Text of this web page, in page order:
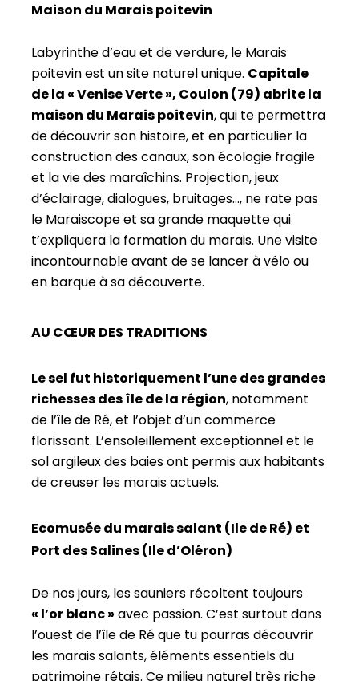
Maison du Marais poitevin
Labyrinthe d’eau et de verdure, le Marais
poitevin est un site naturel unique. Capitale
de la « Venise Verte », Coulon (79) abrite la
maison du Marais poitevin, qui te permettra
de découvrir son histoire, et en particulier la
construction des canaux, son écologie fragile
et la vie des maraîchins. Projection, jeux
d’éclairage, dialogues, bruitages…, ne rate pas
le Maraiscope et sa grande maquette qui
t’expliquera la formation du marais. Une visite
incontournable avant de se lancer à vélo ou
en barque à sa découverte.
AU CŒUR DES TRADITIONS
Le sel fut historiquement l’une des grandes
richesses des île de la région, notamment
de l’île de Ré, et l’objet d’un commerce
florissant. L’ensoleillement exceptionnel et le
sol argileux des baies ont permis aux habitants
de creuser les marais actuels.
Ecomusée du marais salant (Ile de Ré) et
Port des Salines (Ile d’Oléron)
De nos jours, les sauniers récoltent toujours
« l’or blanc » avec passion. C’est surtout dans
l’ouest de l’île de Ré que tu pourras découvrir
les marais salants, éléments essentiels du
patrimoine rétais. Ce milieu naturel très riche